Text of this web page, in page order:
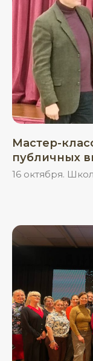
Мастер-
публичных
16 октября.